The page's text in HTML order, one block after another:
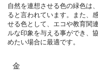
自然を連想させる色の緑色は
ると言われています。また、
せる色として、エコや教育関
ルな印象を与える事ができ、
めたい場合に最適です。
金